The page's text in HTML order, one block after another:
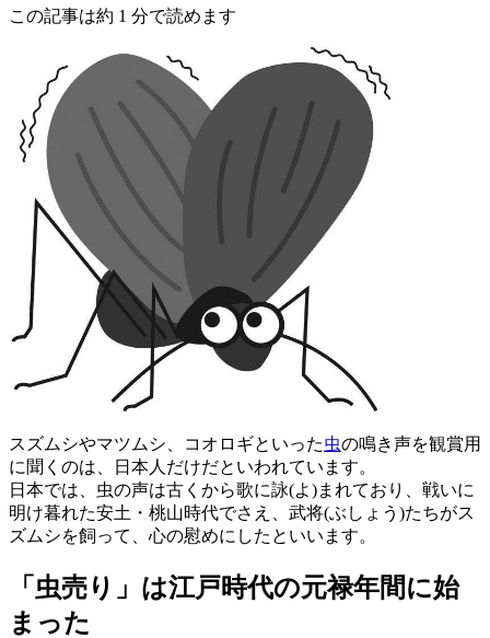
この記事は約 1 分で読めます
スズムシやマツムシ、コオロギといった虫の鳴き声を観賞用
に聞くのは、日本人だけだといわれています。
日本では、虫の声は古くから歌に詠(よ)まれており、戦いに
明け暮れた安土・桃山時代でさえ、武将(ぶしょう)たちがス
ズムシを飼って、心の慰めにしたといいます。
「虫売り」は江戸時代の元禄年間に始
まった